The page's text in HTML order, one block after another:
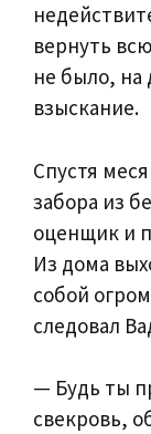
вернуть
не было, на
взыскание.
Спустя
забора из
оценщик и
Из дома
собой
следовал
— Будь ты
свекровь,